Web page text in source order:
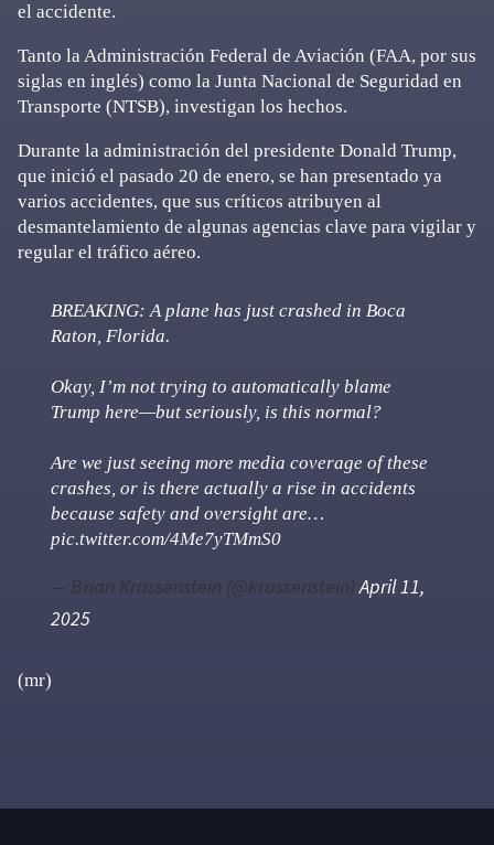
el accidente.
Tanto la Administración Federal de Aviación (FAA, por sus
siglas en inglés) como la Junta Nacional de Seguridad en
Transporte (NTSB), investigan los hechos.
Durante la administración del presidente Donald Trump,
que inició el pasado 20 de enero, se han presentado ya
varios accidentes, que sus críticos atribuyen al
desmantelamiento de algunas agencias clave para vigilar y
regular el tráfico aéreo.
BREAKING: A plane has just crashed in Boca
Raton, Florida.
Okay, I’m not trying to automatically blame
Trump here—but seriously, is this normal?
Are we just seeing more media coverage of these
crashes, or is there actually a rise in accidents
because safety and oversight are…
pic.twitter.com/4Me7yTMmS0
— Brian Krassenstein (@krassenstein)April 11,
2025
(mr)